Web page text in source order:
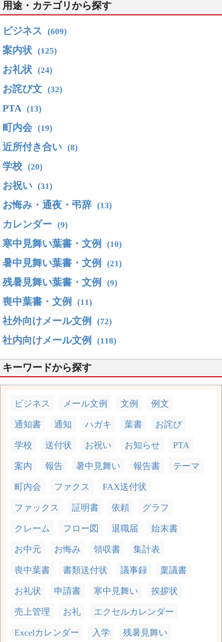
用途・カテゴリから探す
ビジネス (609)
案内状 (125)
お礼状 (24)
お詫び文 (32)
PTA (13)
町内会 (19)
近所付き合い (8)
学校 (20)
お祝い (31)
お悔み・通夜・弔辞 (13)
カレンダー (9)
寒中見舞い葉書・文例 (10)
暑中見舞い葉書・文例 (21)
残暑見舞い葉書・文例 (9)
喪中葉書・文例 (11)
社外向けメール文例 (72)
社内向けメール文例 (118)
キーワードから探す
ビジネス メール文例 文例 例文
通知書 通知 ハガキ 葉書 お詫び
学校 送付状 お祝い お知らせ PTA
案内 報告 暑中見舞い 報告書 テーマ
町内会 ファクス FAX送付状
ファックス 証明書 依頼 グラフ
クレーム フロー図 退職届 始末書
お中元 お悔み 領収書 集計表
喪中葉書 書類送付状 議事録 稟議書
お礼状 申請書 寒中見舞い 挨拶状
売上管理 お礼 エクセルカレンダー
Excelカレンダー 入学 残暑見舞い